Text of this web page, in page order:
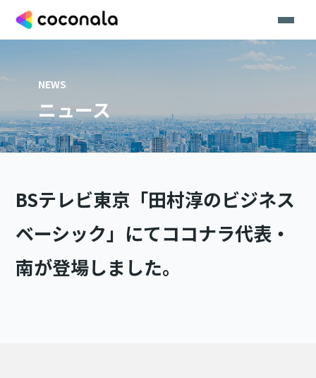
NEWS
ニュース
BSテレビ東京「田村淳のビジネス
ベーシック」にてココナラ代表・
南が登場しました。